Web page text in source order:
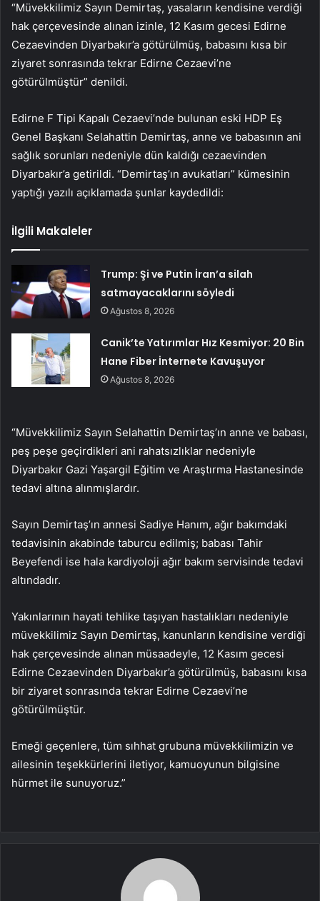
“Müvekkilimiz Sayın Demirtaş, yasaların kendisine verdiği
hak çerçevesinde alınan izinle, 12 Kasım gecesi Edirne
Cezaevinden Diyarbakır’a götürülmüş, babasını kısa bir
ziyaret sonrasında tekrar Edirne Cezaevi’ne
götürülmüştür” denildi.
Edirne F Tipi Kapalı Cezaevi’nde bulunan eski HDP Eş
Genel Başkanı Selahattin Demirtaş, anne ve babasının ani
sağlık sorunları nedeniyle dün kaldığı cezaevinden
Diyarbakır’a getirildi. “Demirtaş’ın avukatları” kümesinin
yaptığı yazılı açıklamada şunlar kaydedildi:
İlgili Makaleler
Trump: Şi ve Putin İran’a silah
satmayacaklarını söyledi
Ağustos 8, 2026
Canik’te Yatırımlar Hız Kesmiyor: 20 Bin
Hane Fiber İnternete Kavuşuyor
Ağustos 8, 2026
“Müvekkilimiz Sayın Selahattin Demirtaş’ın anne ve babası,
peş peşe geçirdikleri ani rahatsızlıklar nedeniyle
Diyarbakır Gazi Yaşargil Eğitim ve Araştırma Hastanesinde
tedavi altına alınmışlardır.
Sayın Demirtaş’ın annesi Sadiye Hanım, ağır bakımdaki
tedavisinin akabinde taburcu edilmiş; babası Tahir
Beyefendi ise hala kardiyoloji ağır bakım servisinde tedavi
altındadır.
Yakınlarının hayati tehlike taşıyan hastalıkları nedeniyle
müvekkilimiz Sayın Demirtaş, kanunların kendisine verdiği
hak çerçevesinde alınan müsaadeyle, 12 Kasım gecesi
Edirne Cezaevinden Diyarbakır’a götürülmüş, babasını kısa
bir ziyaret sonrasında tekrar Edirne Cezaevi’ne
götürülmüştür.
Emeği geçenlere, tüm sıhhat grubuna müvekkilimizin ve
ailesinin teşekkürlerini iletiyor, kamuoyunun bilgisine
hürmet ile sunuyoruz.”